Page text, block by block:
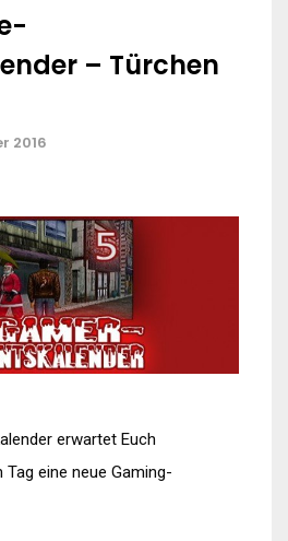
– Türchen
2016
erwartet Euch
Tag eine neue Gaming-